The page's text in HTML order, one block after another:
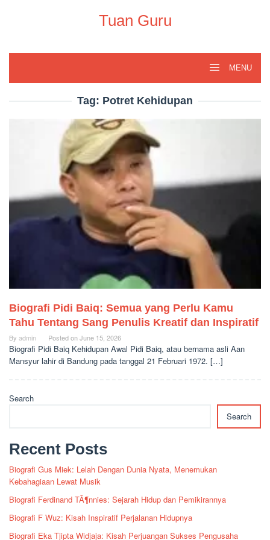
Tuan Guru
MENU
Tag: Potret Kehidupan
Biografi Pidi Baiq: Semua yang Perlu Kamu
Tahu Tentang Sang Penulis Kreatif dan Inspiratif
By admin Posted onJune 15, 2026
Biografi Pidi Baiq Kehidupan Awal Pidi Baiq, atau bernama asli Aan
Mansyur lahir di Bandung pada tanggal 21 Februari 1972. […]
Search
Search
Recent Posts
Biografi Gus Miek: Lelah Dengan Dunia Nyata, Menemukan
Kebahagiaan Lewat Musik
Biografi Ferdinand TÃ¶nnies: Sejarah Hidup dan Pemikirannya
Biografi F Wuz: Kisah Inspiratif Perjalanan Hidupnya
Biografi Eka Tjipta Widjaja: Kisah Perjuangan Sukses Pengusaha